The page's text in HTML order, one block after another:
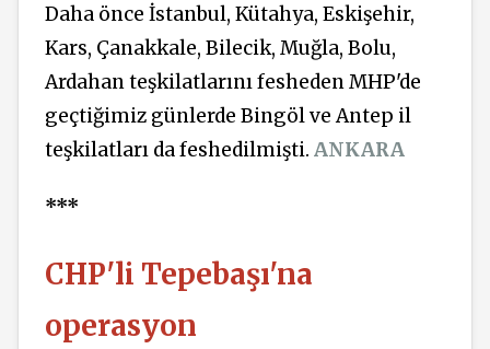
Daha önce İstanbul, Kütahya, Eskişehir,
Kars, Çanakkale, Bilecik, Muğla, Bolu,
Ardahan teşkilatlarını fesheden MHP'de
geçtiğimiz günlerde Bingöl ve Antep il
teşkilatları da feshedilmişti. ANKARA
***
CHP'li Tepebaşı'na
operasyon